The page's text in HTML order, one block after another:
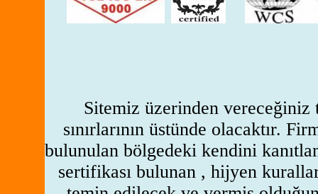
Sitemiz üzerinden vereceğiniz
sınırlarının üstünde olacaktır.
bulunulan bölgedeki kendini
sertifikası bulunan , hijyen